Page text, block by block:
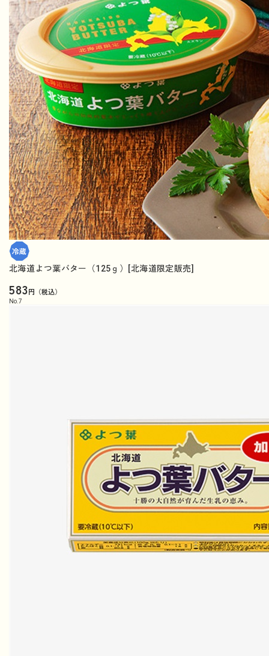
北海道よつ葉バター（125ｇ）[北海道限定販売]
583円（税込）
No. 7